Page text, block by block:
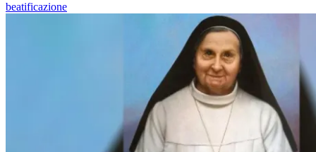
beatificazione